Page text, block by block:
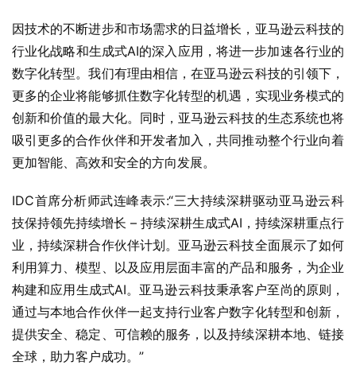
因技术的不断进步和市场需求的日益增长，亚马逊云科技的
行业化战略和生成式AI的深入应用，将进一步加速各行业的
数字化转型。我们有理由相信，在亚马逊云科技的引领下，
更多的企业将能够抓住数字化转型的机遇，实现业务模式的
创新和价值的最大化。同时，亚马逊云科技的生态系统也将
吸引更多的合作伙伴和开发者加入，共同推动整个行业向着
更加智能、高效和安全的方向发展。
IDC首席分析师武连峰表示:“三大持续深耕驱动亚马逊云科
技保持领先持续增长 – 持续深耕生成式AI，持续深耕重点行
业，持续深耕合作伙伴计划。亚马逊云科技全面展示了如何
利用算力、模型、以及应用层面丰富的产品和服务，为企业
构建和应用生成式AI。亚马逊云科技秉承客户至尚的原则，
通过与本地合作伙伴一起支持行业客户数字化转型和创新，
提供安全、稳定、可信赖的服务，以及持续深耕本地、链接
全球，助力客户成功。”